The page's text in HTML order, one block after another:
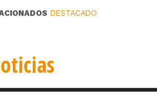
DESTACADO